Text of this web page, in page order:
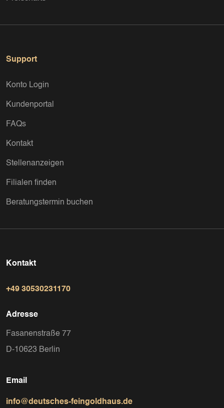
Support
Konto Login
Kundenportal
FAQs
Kontakt
Stellenanzeigen
Filialen finden
Beratungstermin buchen
Kontakt
+49 30530231170
Adresse
Fasanenstraße 77
D-10623 Berlin
Email
info@deutsches-feingoldhaus.de